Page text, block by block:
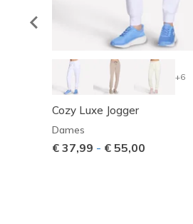
+6
Cozy Luxe Jogger
Dames
€ 37,99 - € 55,00